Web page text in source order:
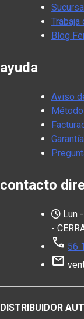
Blog
ayuda
Aviso
contacto
Lun
-
call 56
mail
DISTRIBUIDOR